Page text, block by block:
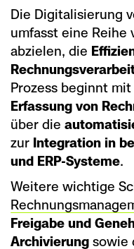
Die Digitalisierung
umfasst eine Reihe
abzielen, die
Prozess beginnt
Erfassung von
über die
zur Integration in
und ERP-Systeme.
Weitere wichtige
Freigabe und
Archivierung sowie